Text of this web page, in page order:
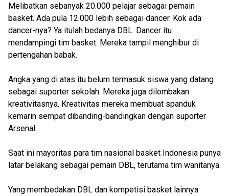
Melibatkan sebanyak 20.000 pelajar sebagai pemain
basket. Ada pula 12.000 lebih sebagai dancer. Kok ada
dancer-nya? Ya itulah bedanya DBL. Dancer itu
mendampingi tim basket. Mereka tampil menghibur di
pertengahan babak.
Angka yang di atas itu belum termasuk siswa yang datang
sebagai suporter sekolah. Mereka juga dilombakan
kreativitasnya. Kreativitas mereka membuat spanduk
kemarin sempat dibanding-bandingkan dengan suporter
Arsenal.
Saat ini mayoritas para tim nasional basket Indonesia punya
latar belakang sebagai pemain DBL, terutama tim wanitanya.
Yang membedakan DBL dan kompetisi basket lainnya